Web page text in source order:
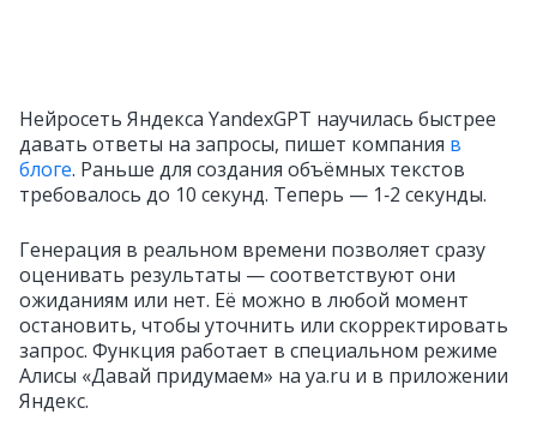
Нейросеть Яндекса YandexGPT научилась быстрее
давать ответы на запросы, пишет компания в
блоге. Раньше для создания объёмных текстов
требовалось до 10 секунд. Теперь — 1‑2 секунды.
Генерация в реальном времени позволяет сразу
оценивать результаты — соответствуют они
ожиданиям или нет. Её можно в любой момент
остановить, чтобы уточнить или скорректировать
запрос. Функция работает в специальном режиме
Алисы «Давай придумаем» на ya.ru и в приложении
Яндекс.